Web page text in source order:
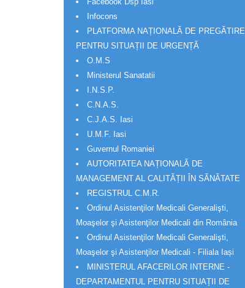
Infocons
PLATFORMA NAȚIONALĂ DE PREGĂTIRE
PENTRU SITUAȚII DE URGENȚĂ
O.M.S
Ministerul Sanatatii
I.N.S.P.
C.N.A.S.
C.J.A.S. Iasi
U.M.F. Iasi
Guvernul Romaniei
AUTORITATEA NAȚIONALĂ DE
MANAGEMENT AL CALITĂȚII ÎN SĂNĂTATE
REGISTRUL C.M.R.
Ordinul Asistenţilor Medicali Generalişti,
Moaşelor şi Asistenţilor Medicali din România
Ordinul Asistenţilor Medicali Generalişti,
Moaşelor şi Asistenţilor Medicali - Filiala Iași
MINISTERUL AFACERILOR INTERNE -
DEPARTAMENTUL PENTRU SITUAȚII DE